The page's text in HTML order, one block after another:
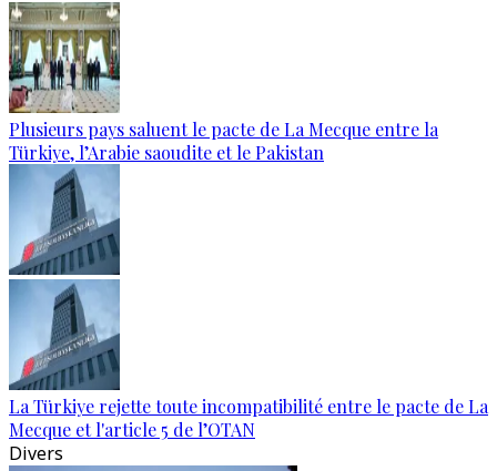
Plusieurs pays saluent le pacte de La Mecque entre la
Türkiye, l’Arabie saoudite et le Pakistan
La Türkiye rejette toute incompatibilité entre le pacte de La
Mecque et l'article 5 de l’OTAN
Divers